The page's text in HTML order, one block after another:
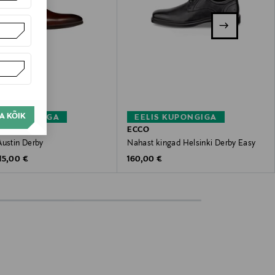
KÕIK
KUPONGIGA
Derby
Price
€
EELIS KUPONGIGA
ECCO
Nahast kingad Helsinki Derby Easy
Original Price
160,00 €